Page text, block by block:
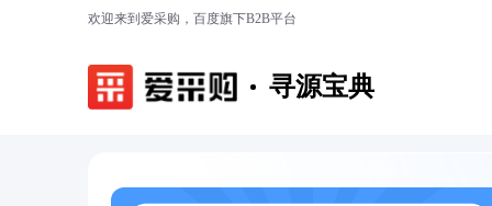
欢迎来到爱采购，百度旗下B2B平台
寻源宝典